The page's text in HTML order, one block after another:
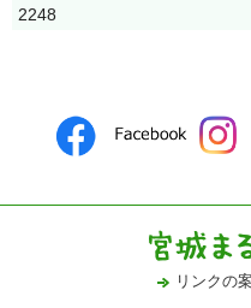
2248
リンクの